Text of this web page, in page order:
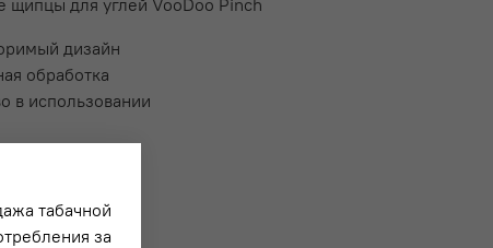
щипцы для углей VooDoo Pinch
дизайн
обработка
в использовании
табачной
за